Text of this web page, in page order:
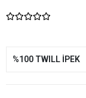
%100 TWILL İPEK